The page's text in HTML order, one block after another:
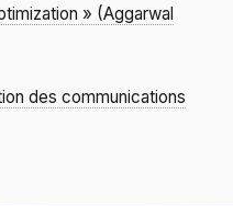
» (Aggarwal
des communications